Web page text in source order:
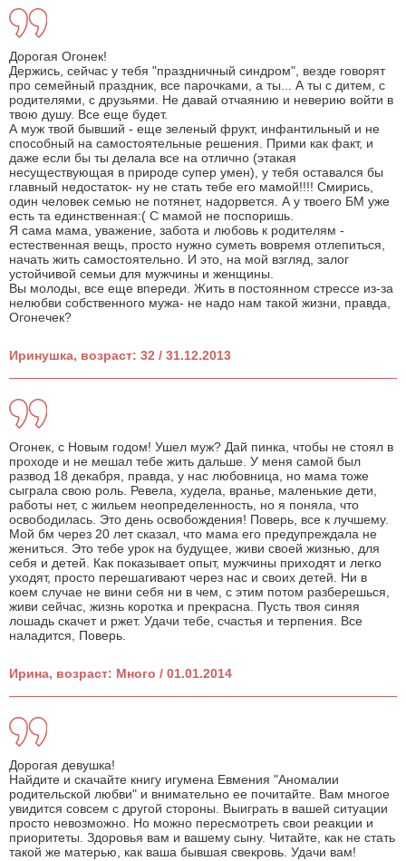
Дорогая Огонек!
Держись, сейчас у тебя "праздничный синдром", везде говорят
про семейный праздник, все парочками, а ты... А ты с дитем, с
родителями, с друзьями. Не давай отчаянию и неверию войти в
твою душу. Все еще будет.
А муж твой бывший - еще зеленый фрукт, инфантильный и не
способный на самостоятельные решения. Прими как факт, и
даже если бы ты делала все на отлично (этакая
несуществующая в природе супер умен), у тебя оставался бы
главный недостаток- ну не стать тебе его мамой!!!! Смирись,
один человек семью не потянет, надорвется. А у твоего БМ уже
есть та единственная:( С мамой не поспоришь.
Я сама мама, уважение, забота и любовь к родителям -
естественная вещь, просто нужно суметь вовремя отлепиться,
начать жить самостоятельно. И это, на мой взгляд, залог
устойчивой семьи для мужчины и женщины.
Вы молоды, все еще впереди. Жить в постоянном стрессе из-за
нелюбви собственного мужа- не надо нам такой жизни, правда,
Огонечек?
Иринушка, возраст: 32 / 31.12.2013
Огонек, с Новым годом! Ушел муж? Дай пинка, чтобы не стоял в
проходе и не мешал тебе жить дальше. У меня самой был
развод 18 декабря, правда, у нас любовница, но мама тоже
сыграла свою роль. Ревела, худела, вранье, маленькие дети,
работы нет, с жильем неопределенность, но я поняла, что
освободилась. Это день освобождения! Поверь, все к лучшему.
Мой бм через 20 лет сказал, что мама его предупреждала не
жениться. Это тебе урок на будущее, живи своей жизнью, для
себя и детей. Как показывает опыт, мужчины приходят и легко
уходят, просто перешагивают через нас и своих детей. Ни в
коем случае не вини себя ни в чем, с этим потом разберешься,
живи сейчас, жизнь коротка и прекрасна. Пусть твоя синяя
лошадь скачет и ржет. Удачи тебе, счастья и терпения. Все
наладится, Поверь.
Ирина, возраст: Много / 01.01.2014
Дорогая девушка!
Найдите и скачайте книгу игумена Евмения "Аномалии
родительской любви" и внимательно ее почитайте. Вам многое
увидится совсем с другой стороны. Выиграть в вашей ситуации
просто невозможно. Но можно пересмотреть свои реакции и
приоритеты. Здоровья вам и вашему сыну. Читайте, как не стать
такой же матерью, как ваша бывшая свекровь. Удачи вам!